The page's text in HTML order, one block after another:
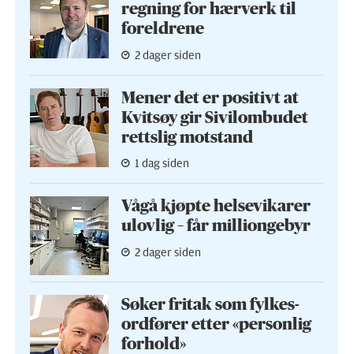
regning for hærverk til
foreldrene
2 dager siden
Mener det er positivt at
Kvitsøy gir Sivilombudet
rettslig motstand
1 dag siden
Vågå kjøpte helse­vikarer
ulovlig – får milliongebyr
2 dager siden
Søker fritak som fylkes­
ordfører etter «personlig
forhold»